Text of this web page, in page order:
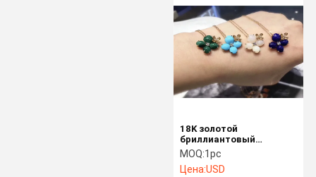
Роскошные ювелирные изделия диаманта
Золотые ювелирные изделия по заказу.
Монтаж ювелирных украшений
18K золотой
бриллиантовый
подвесок цветочная
форма для молодых дам
MOQ:1pc
Цена:USD